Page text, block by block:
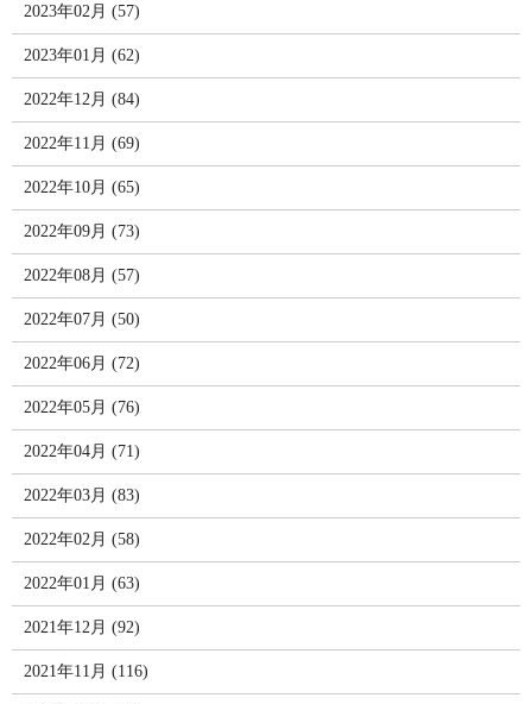
2023年02月 (57)
2023年01月 (62)
2022年12月 (84)
2022年11月 (69)
2022年10月 (65)
2022年09月 (73)
2022年08月 (57)
2022年07月 (50)
2022年06月 (72)
2022年05月 (76)
2022年04月 (71)
2022年03月 (83)
2022年02月 (58)
2022年01月 (63)
2021年12月 (92)
2021年11月 (116)